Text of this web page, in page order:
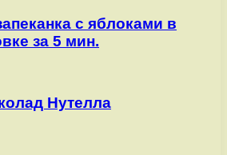
с яблоками в
за 5 мин.
Нутелла